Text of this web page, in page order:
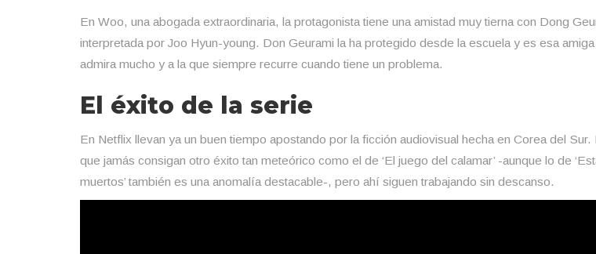
En Woo, una abogada extraordinaria, la protagonista tiene una amistad muy tierna con Dong
interpretada por Joo Hyun-young. Don Geurami la ha protegido desde la escuela y es esa amiga
admira mucho y a la que siempre recurre cuando tiene un problema.
El éxito de la serie
En Netflix llevan ya un buen tiempo apostando por la ficción audiovisual hecha en Corea del
que jamás consigan otro éxito tan meteórico como el de ‘El juego del calamar’ -aunque lo de
muertos’ también es una anomalía destacable-, pero ahí siguen trabajando sin descanso.